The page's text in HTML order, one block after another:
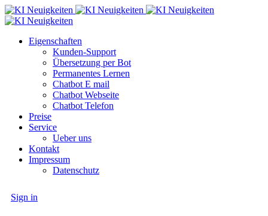
Eigenschaften
Kunden-Support
Übersetzung per Bot
Permanentes Lernen
Chatbot E mail
Chatbot Webseite
Chatbot Telefon
Preise
Service
Ueber uns
Kontakt
Impressum
Datenschutz
Sign in